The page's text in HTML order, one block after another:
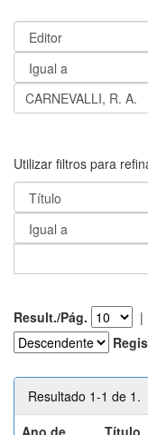
Utilizar filtros para
Result./Pág. |
Resultado 1-1 de 1.
Ano de
Título